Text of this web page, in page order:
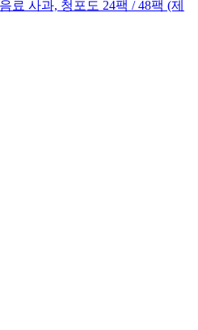
료 사과, 청포도 24팩 / 48팩 (제